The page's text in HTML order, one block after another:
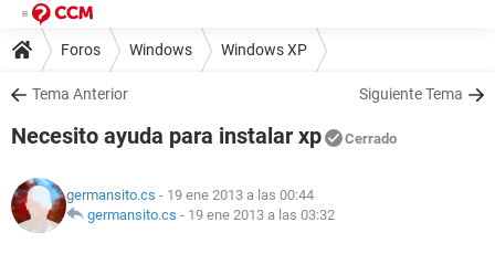
Foros Windows Windows XP
Tema Anterior Siguiente Tema
Necesito ayuda para instalar xp Cerrado
germansito.cs - 19 ene 2013 a las 00:44
germansito.cs - 19 ene 2013 a las 03:32